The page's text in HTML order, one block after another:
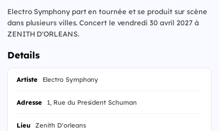
Electro Symphony part en tournée et se produit sur scène
dans plusieurs villes. Concert le vendredi 30 avril 2027 à
ZENITH D'ORLEANS.
Details
Artiste Electro Symphony
Adresse 1, Rue du President Schuman
Lieu Zenith D'orleans